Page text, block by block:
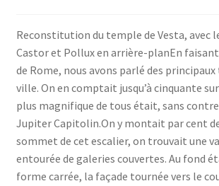
Reconstitution du temple de Vesta, avec
Castor et Pollux en arrière-planEn
de Rome, nous avons parlé des
ville. On en comptait jusqu’à cinquante
plus magnifique de tous était, sans
Jupiter Capitolin.On y montait par cent
sommet de cet escalier, on trouvait une
entourée de galeries couvertes. Au fond
forme carrée, la façade tournée vers le